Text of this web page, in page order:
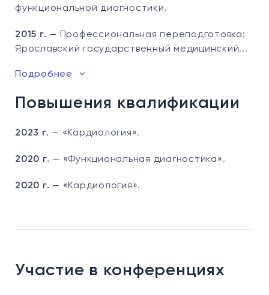
функциональной диагностики.
2015 г. — Профессиональная переподготовка:
Ярославский государственный медицинский...
Подробнее
Повышения квалификации
2023 г. — «Кардиология».
2020 г. — «Функциональная диагностика».
2020 г. — «Кардиология».
Участие в конференциях